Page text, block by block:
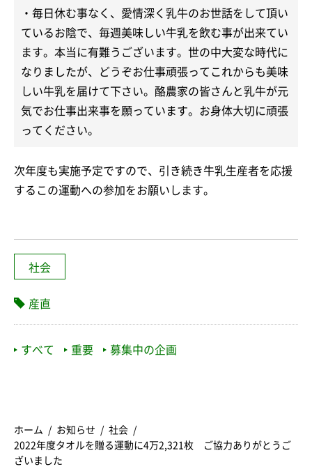
・毎日休む事なく、愛情深く乳牛のお世話をして頂い
ているお陰で、毎週美味しい牛乳を飲む事が出来てい
ます。本当に有難うございます。世の中大変な時代に
なりましたが、どうぞお仕事頑張ってこれからも美味
しい牛乳を届けて下さい。酪農家の皆さんと乳牛が元
気でお仕事出来事を願っています。お身体大切に頑張
ってください。
次年度も実施予定ですので、引き続き牛乳生産者を応援
するこの運動への参加をお願いします。
社会
産直
すべて 重要 募集中の企画
ホーム お知らせ
社会
2022年度タオルを贈る運動に4万2,321枚 ご協力ありがとうご
ざいました